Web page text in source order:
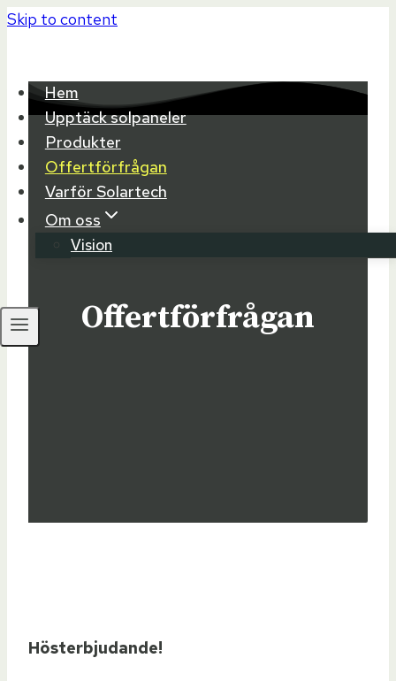
Skip to content
Hem
Upptäck solpaneler
Produkter
Offertförfrågan
Varför Solartech
Om oss
Vision
Offertförfrågan
Hösterbjudande!